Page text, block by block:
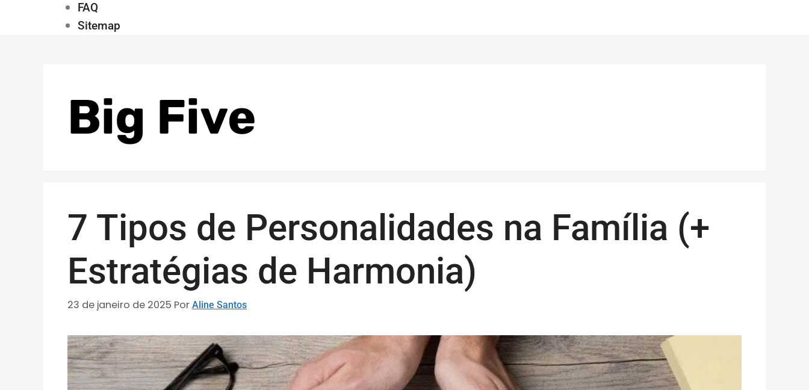
FAQ
Sitemap
Big Five
7 Tipos de Personalidades na Família (+
Estratégias de Harmonia)
23 de janeiro de 2025 Por Aline Santos